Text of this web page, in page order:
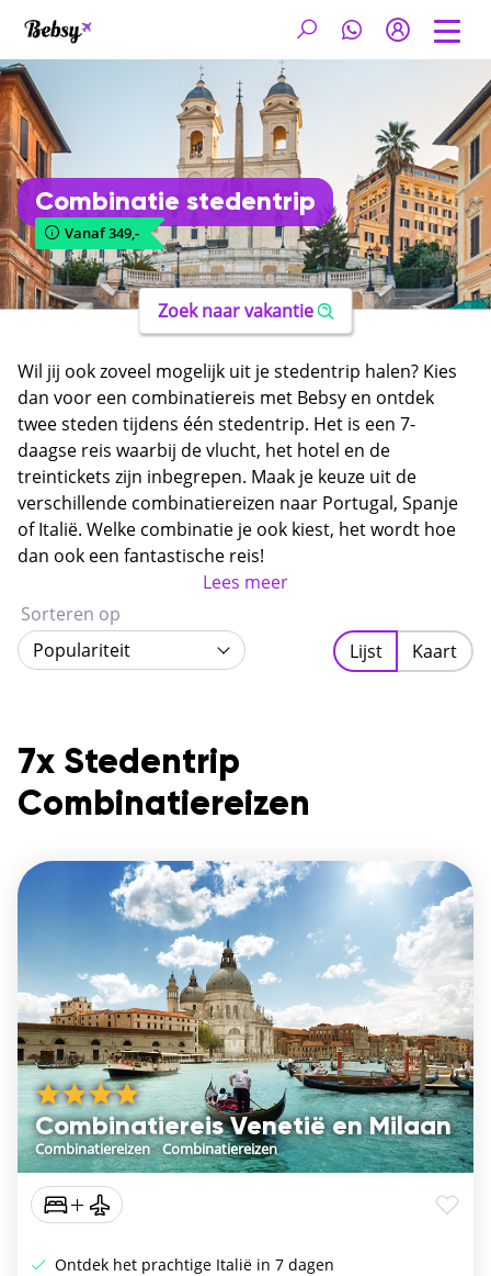
Combinatie stedentrip
Vanaf 349,-
Zoek naar vakantie
Wil jij ook zoveel mogelijk uit je stedentrip halen? Kies
dan voor een combinatiereis met Bebsy en ontdek
twee steden tijdens één stedentrip. Het is een 7-
daagse reis waarbij de vlucht, het hotel en de
treintickets zijn inbegrepen. Maak je keuze uit de
verschillende combinatiereizen naar Portugal, Spanje
of Italië. Welke combinatie je ook kiest, het wordt hoe
dan ook een fantastische reis!
Lees meer
7x Stedentrip
Combinatiereizen
Combinatiereis Venetië en Milaan
Combinatiereizen/Combinatiereizen
Ontdek het prachtige Italië in 7 dagen
Sorteren op
Populariteit
Lijst Kaart